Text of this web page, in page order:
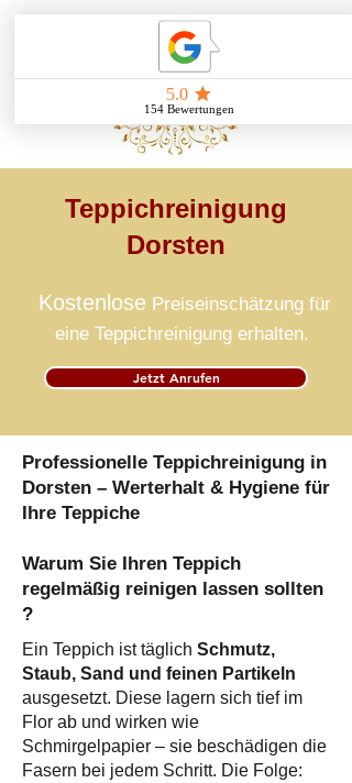
Teppichreinigung
Dorsten
Kostenlose Preiseinschätzung für
eine Teppichreinigung erhalten.
Jetzt Anrufen
Professionelle Teppichreinigung in
Dorsten – Werterhalt & Hygiene für
Ihre Teppiche
Warum Sie Ihren Teppich
regelmäßig reinigen lassen sollten
?​
Ein Teppich ist täglich Schmutz,
Staub, Sand und feinen Partikeln
ausgesetzt. Diese lagern sich tief im
Flor ab und wirken wie
Schmirgelpapier – sie beschädigen die
Fasern bei jedem Schritt. Die Folge: